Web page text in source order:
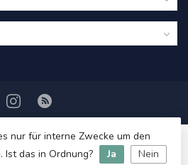
nur für interne Zwecke um den
Ist das in Ordnung?
Ja Nein